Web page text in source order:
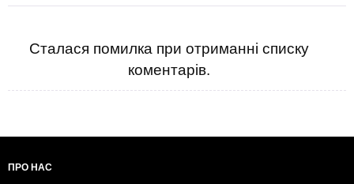
Сталася помилка при отриманні списку
коментарів.
ПРО НАС